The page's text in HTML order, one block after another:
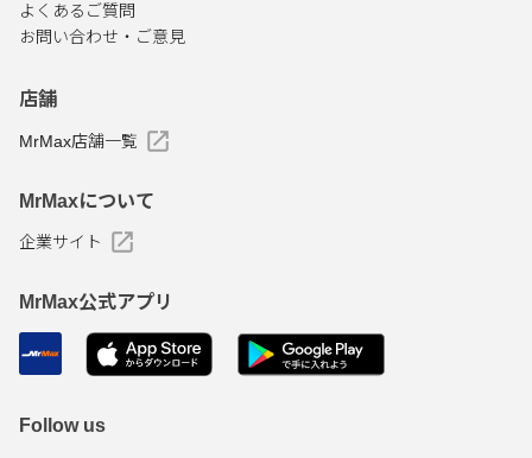
よくあるご質問
お問い合わせ・ご意見
店舗
MrMax店舗一覧
MrMaxについて
企業サイト
MrMax公式アプリ
Follow us